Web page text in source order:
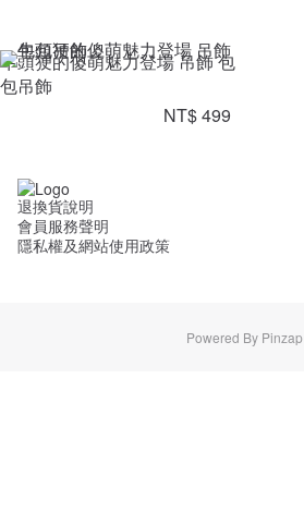
牛頭㹴的傻萌魅力登場 吊飾 包
包吊飾
NT$ 499
退換貨說明
會員服務聲明
隱私權及網站使用政策
Powered By Pinzap